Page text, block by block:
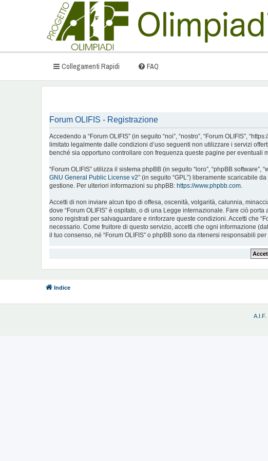
Collegamenti Rapidi FAQ
Forum OLIFIS - Registrazione
Accedendo a “Forum OLIFIS” (in seguito “noi”, “nostro”, “Forum OLIFIS”,
limitato legalmente dalle condizioni d’uso seguenti non utilizzare i servizi
benché sia opportuno controllare con frequenza queste pagine per eventuali
“Forum OLIFIS” utilizza il sistema phpBB (in seguito “loro”, “phpBB
GNU General Public License v2” (in seguito “GPL”) liberamente scaricabile da
gestione. Per ulteriori informazioni su phpBB: https://www.phpbb.com
Accetti di non inviare alcun tipo di offesa, oscenità, volgarità, calunnia,
dove “Forum OLIFIS” è ospitato, o di una Legge internazionale. Fare ciò
sono registrati per salvaguardare e rinforzare queste condizioni. Accetti che
necessario. Come fruitore di questo servizio, accetti che ogni informazione
il tuo consenso, né “Forum OLIFIS” o phpBB sono da ritenersi responsabili
Indice
A.I.F.